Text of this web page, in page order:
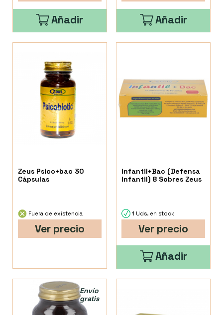
Añadir Añadir
Zeus Psico+bac 30
Cápsulas
Fuera de existencia
Ver precio
Infantil+Bac (Defensa
Infantil) 8 Sobres Zeus
1 Uds. en stock
Ver precio
Añadir
Envío
gratis